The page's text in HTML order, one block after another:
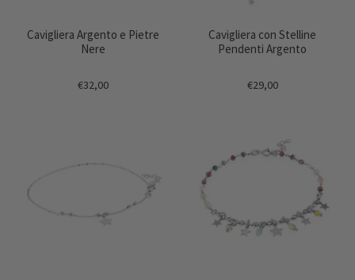
Cavigliera Argento e Pietre
Nere
€32,00
Cavigliera con Stelline
Pendenti Argento
€29,00